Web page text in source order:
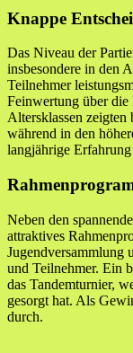
Knappe
Das Niveau der
insbesondere in den
Teilnehmer
Feinwertung über die
Altersklassen zeigten
während in den
langjährige
Neben den
attraktives
Jugendversammlung
und Teilnehmer. Ein
das Tandemturnier,
gesorgt hat. Als
durch.